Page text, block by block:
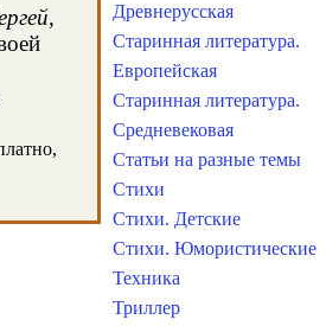
,
Древнерусская
Старинная литература.
Европейская
Старинная литература.
Средневековая
Статьи на разные темы
Стихи
Стихи. Детские
Стихи. Юмористические
Техника
Триллер